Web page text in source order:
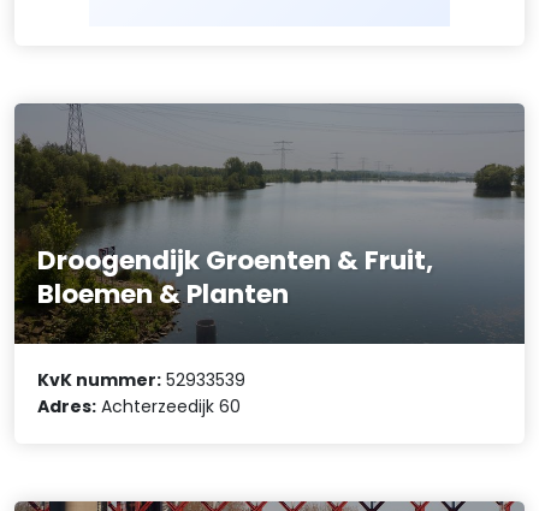
Droogendijk Groenten & Fruit,
Bloemen & Planten
KvK nummer: 52933539
Adres: Achterzeedijk 60